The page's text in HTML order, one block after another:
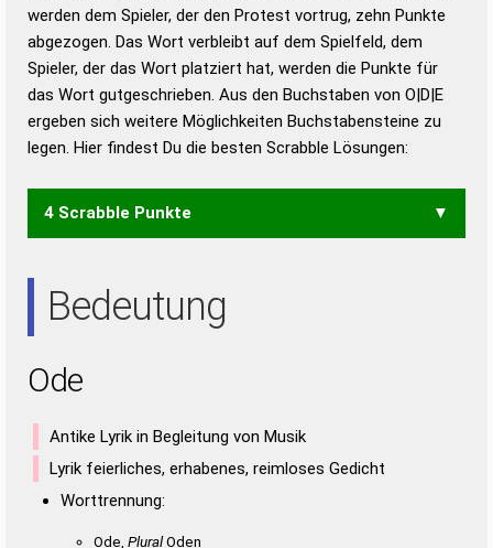
Duden – Standardwerk in 12 Bänden
Duden – Richtiges und gutes
Deutsch
Duden – Die deutsche Grammatik
Duden – Deutsches
Universalwörterbuch
werden dem Spieler, der den Protest vortrug, zehn Punkte
abgezogen. Das Wort verbleibt auf dem Spielfeld, dem
Spieler, der das Wort platziert hat, werden die Punkte für
das Wort gutgeschrieben. Aus den Buchstaben von O|D|E
ergeben sich weitere Möglichkeiten Buchstabensteine zu
legen. Hier findest Du die besten Scrabble Lösungen:
4 Scrabble Punkte
Bedeutung
Ode
Antike Lyrik in Begleitung von Musik
Lyrik feierliches, erhabenes, reimloses Gedicht
Worttrennung:
Ode, PluralOden